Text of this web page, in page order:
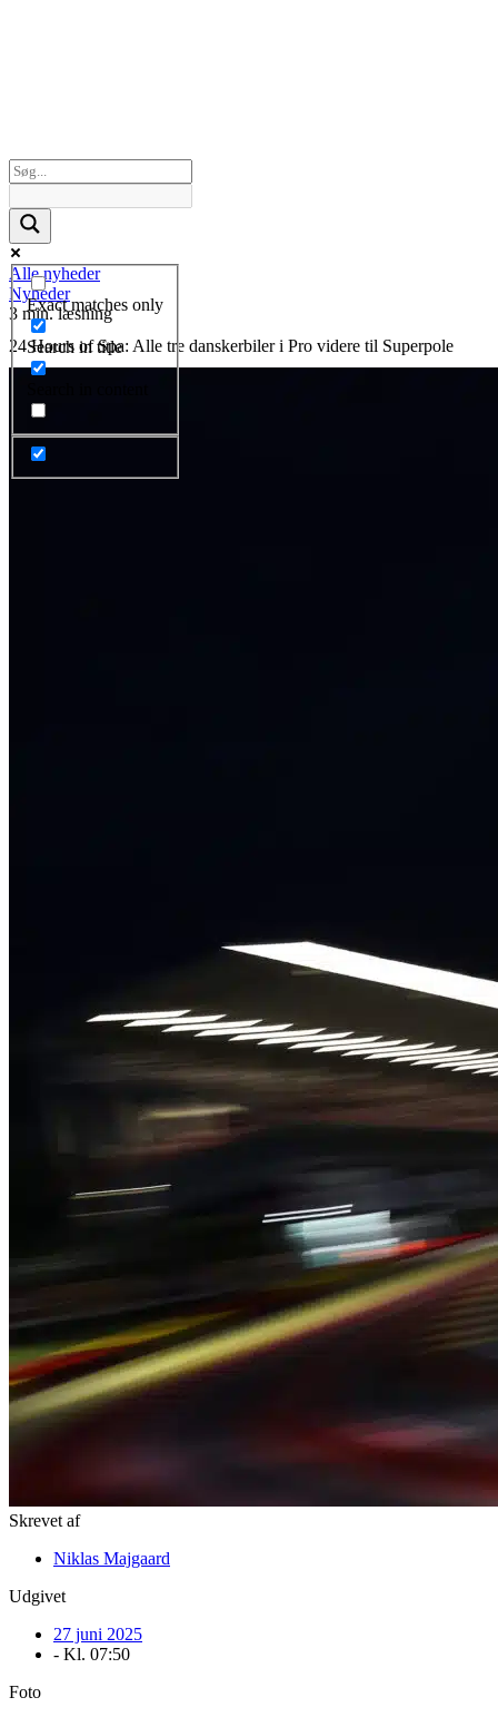
Exact matches only
Search in title
Alle nyheder
Nyheder
3 min. læsning
24 Hours of Spa: Alle tre danskerbiler i Pro videre til Superpole
Skrevet af
Niklas Majgaard
Udgivet
27 juni 2025
- Kl. 07:50
Foto